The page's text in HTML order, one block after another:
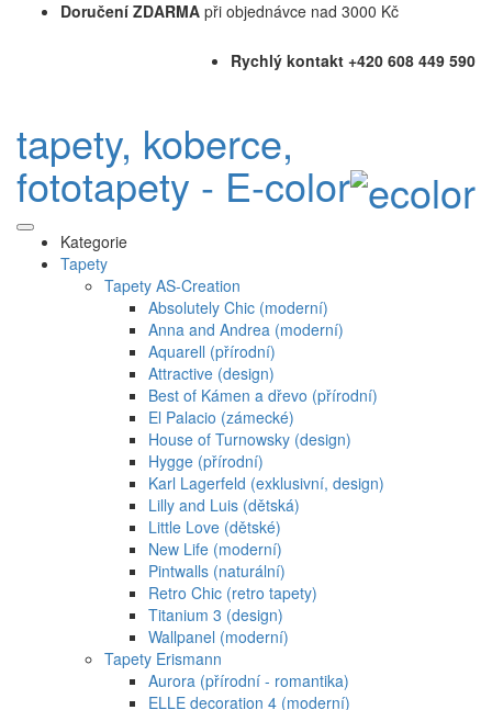
Doručení ZDARMA při objednávce nad 3000 Kč
Rychlý kontakt +420 608 449 590
tapety, koberce,
fototapety - E-color
Kategorie
Tapety
Tapety AS-Creation
Absolutely Chic (moderní)
Anna and Andrea (moderní)
Aquarell (přírodní)
Attractive (design)
Best of Kámen a dřevo (přírodní)
El Palacio (zámecké)
House of Turnowsky (design)
Hygge (přírodní)
Karl Lagerfeld (exklusivní, design)
Lilly and Luis (dětská)
Little Love (dětské)
New Life (moderní)
Pintwalls (naturální)
Retro Chic (retro tapety)
Titanium 3 (design)
Wallpanel (moderní)
Tapety Erismann
Aurora (přírodní - romantika)
ELLE decoration 4 (moderní)